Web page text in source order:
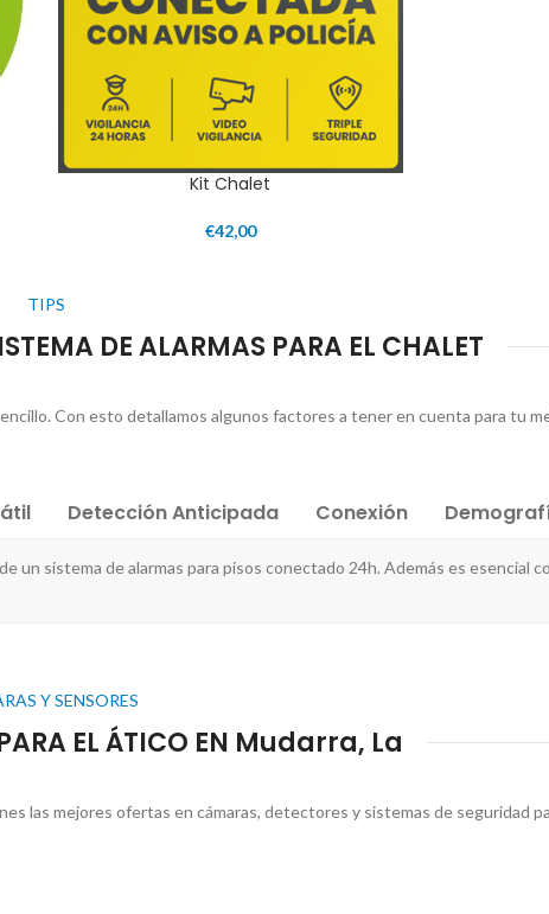
Kit Chalet
€42,00
TIPS
DE ALARMAS PARA EL CHALET
Con esto detallamos algunos factores a tener en cuenta para tu
Detección Anticipada Conexión
sistema de alarmas para pisos conectado 24h. Además es esencial
Y SENSORES
EL ÁTICO EN Mudarra, La
las mejores ofertas en cámaras, detectores y sistemas de seguridad